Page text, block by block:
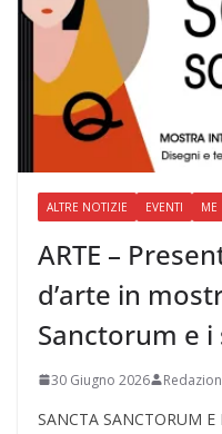
ALTRE NOTIZIE EVENTI ME
ARTE –
d’arte in
Sanctorum e i
30 Giugno 2026
SANCTA SANCTORUM